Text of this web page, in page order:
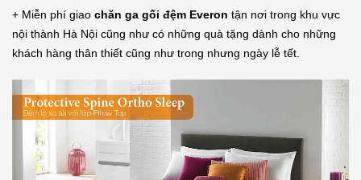
+ Miễn phí giao chăn ga gối đệm Everon tận nơi trong khu vực
nội thành Hà Nội cũng như có những quà tặng dành cho những
khách hàng thân thiết cũng như trong nhưng ngày lễ tết.